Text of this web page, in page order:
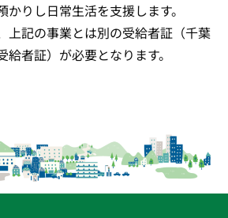
りし日常生活を支援します。
上記の事業とは別の受給者証（千葉
者証）が必要となります。